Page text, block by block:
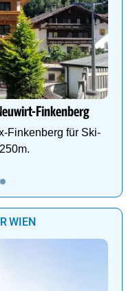
Finkenberg
Finkenberg für Ski-
WIEN